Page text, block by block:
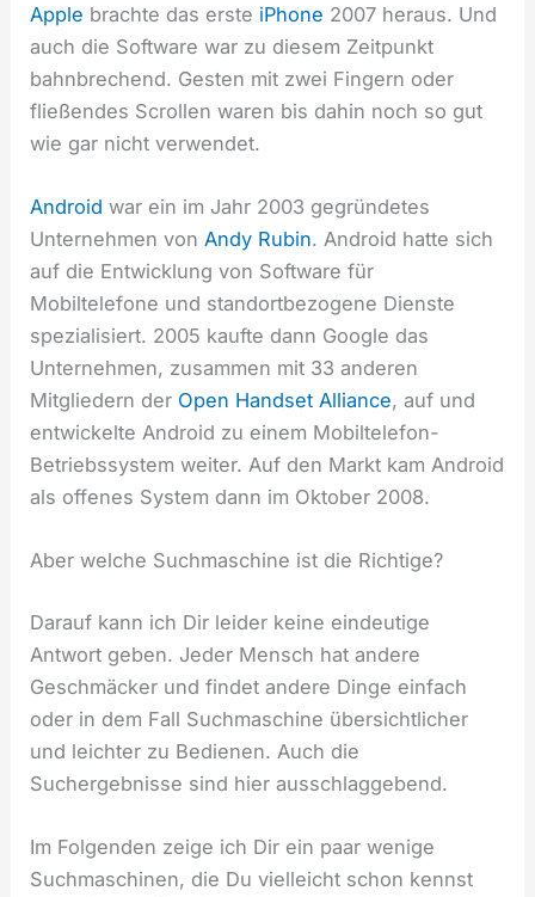
Apple brachte das erste iPhone 2007 heraus. Und
auch die Software war zu diesem Zeitpunkt
bahnbrechend. Gesten mit zwei Fingern oder
fließendes Scrollen waren bis dahin noch so gut
wie gar nicht verwendet.
Android war ein im Jahr 2003 gegründetes
Unternehmen von Andy Rubin. Android hatte sich
auf die Entwicklung von Software für
Mobiltelefone und standortbezogene Dienste
spezialisiert. 2005 kaufte dann Google das
Unternehmen, zusammen mit 33 anderen
Mitgliedern der Open Handset Alliance, auf und
entwickelte Android zu einem Mobiltelefon-
Betriebssystem weiter. Auf den Markt kam Android
als offenes System dann im Oktober 2008.
Aber welche Suchmaschine ist die Richtige?
Darauf kann ich Dir leider keine eindeutige
Antwort geben. Jeder Mensch hat andere
Geschmäcker und findet andere Dinge einfach
oder in dem Fall Suchmaschine übersichtlicher
und leichter zu Bedienen. Auch die
Suchergebnisse sind hier ausschlaggebend.
Im Folgenden zeige ich Dir ein paar wenige
Suchmaschinen, die Du vielleicht schon kennst